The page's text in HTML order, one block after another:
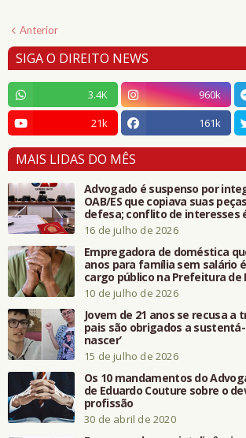
Anterior
SIGA O DIREITO NEWS
3.4K 960k
21k
161k
MAIS LIDAS DO MÊS
Advogado é suspenso por
OAB/ES que copiava suas
defesa; conflito de interesses
16 de julho de 2026
Empregadora de doméstica
anos para família sem salário
cargo público na Prefeitura de
10 de julho de 2026
Jovem de 21 anos se recusa a
pais são obrigados a sustentá-
nascer’
15 de julho de 2026
Os 10 mandamentos do
de Eduardo Couture sobre o
profissão
30 de abril de 2020